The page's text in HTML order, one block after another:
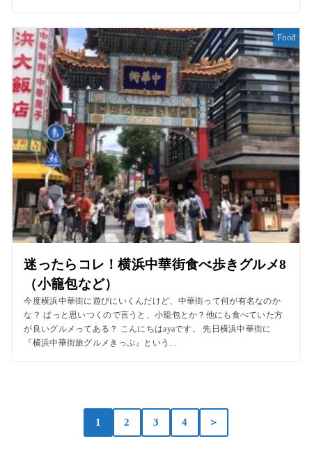
Food
迷ったらコレ！横浜中華街食べ歩きグルメ8
（小籠包など）
今度横浜中華街に遊びにいくんだけど、中華街って何が有名なのか
な？ ぱっと思いつくので言うと、小籠包とか？他にも食べていた方
が良いグルメってある？ こんにちはayaです。 先日横浜中華街に
『横浜中華街旅グルメきっぷ』という...
1 2 3 4 ＞